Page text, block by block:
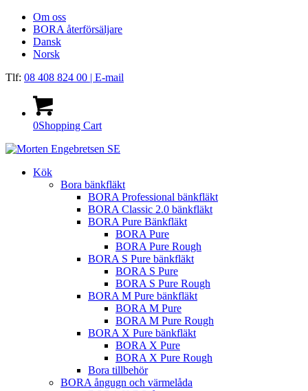
Om oss
BORA återförsäljare
Dansk
Norsk
Tlf: 08 408 824 00 | E-mail
0Shopping Cart
Kök
Bora bänkfläkt
BORA Professional bänkfläkt
BORA Classic 2.0 bänkfläkt
BORA Pure Bänkfläkt
BORA Pure
BORA Pure Rough
BORA S Pure bänkfläkt
BORA S Pure
BORA S Pure Rough
BORA M Pure bänkfläkt
BORA M Pure
BORA M Pure Rough
BORA X Pure bänkfläkt
BORA X Pure
BORA X Pure Rough
Bora tillbehör
BORA ångugn och värmelåda